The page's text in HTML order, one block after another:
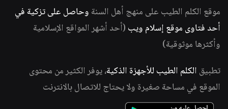
موقع الكلم الطيب على منهج أهل السنة وحاصل على تزكية في
أحد فتاوى موقع إسلام ويب (أحد أشهر المواقع الإسلامية
وأكثرها موثوقية)
تطبيق الكلم الطيب للأجهزة الذكية، يوفر الكثير من محتوى
الموقع في مساحة صغيرة ولا يحتاج للاتصال بالانترنت